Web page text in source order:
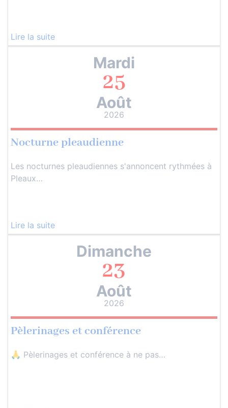
Lire la suite
Mardi
25
Août
2026
Nocturne pleaudienne
Les nocturnes pleaudiennes s'annoncent rythmées à
Pleaux…
Lire la suite
Dimanche
23
Août
2026
Pèlerinages et conférence
🙏 Pèlerinages et conférence à ne pas…